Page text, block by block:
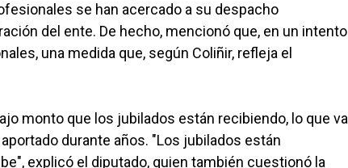
se han acercado a su despacho
del ente. De hecho, mencionó que, en un intento
una medida que, según Coliñir, refleja el
monto que los jubilados están recibiendo, lo que va
durante años. "Los jubilados están
explicó el diputado, quien también cuestionó la